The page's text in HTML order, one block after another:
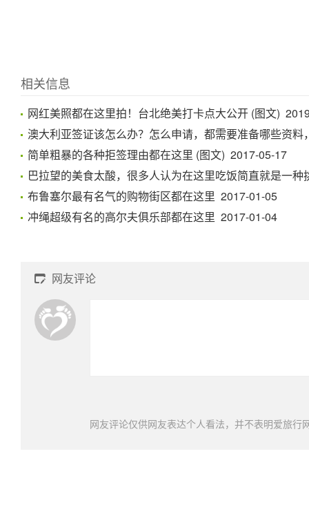
相关信息
网红美照都在这里拍！台北绝美打卡点大公开 (图文)
澳大利亚签证该怎么办？怎么申请，都需要准备哪些资
简单粗暴的各种拒签理由都在这里 (图文) 2017-05-17
巴拉望的美食太酸，很多人认为在这里吃饭简直就是一
布鲁塞尔最有名气的购物街区都在这里 2017-01-05
冲绳超级有名的高尔夫俱乐部都在这里 2017-01-04
 网友评论
网友评论仅供网友表达个人看法，并不表明爱旅行